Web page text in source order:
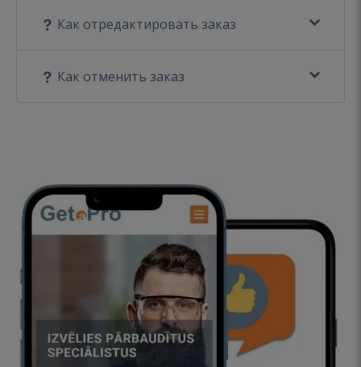
Как отредактировать заказ
Как отменить заказ